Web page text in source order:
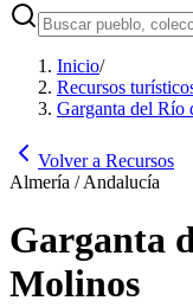
Inicio/
Recursos
Garganta del Río
Volver a Recursos
Almería / Andalucía
Garganta
Molinos